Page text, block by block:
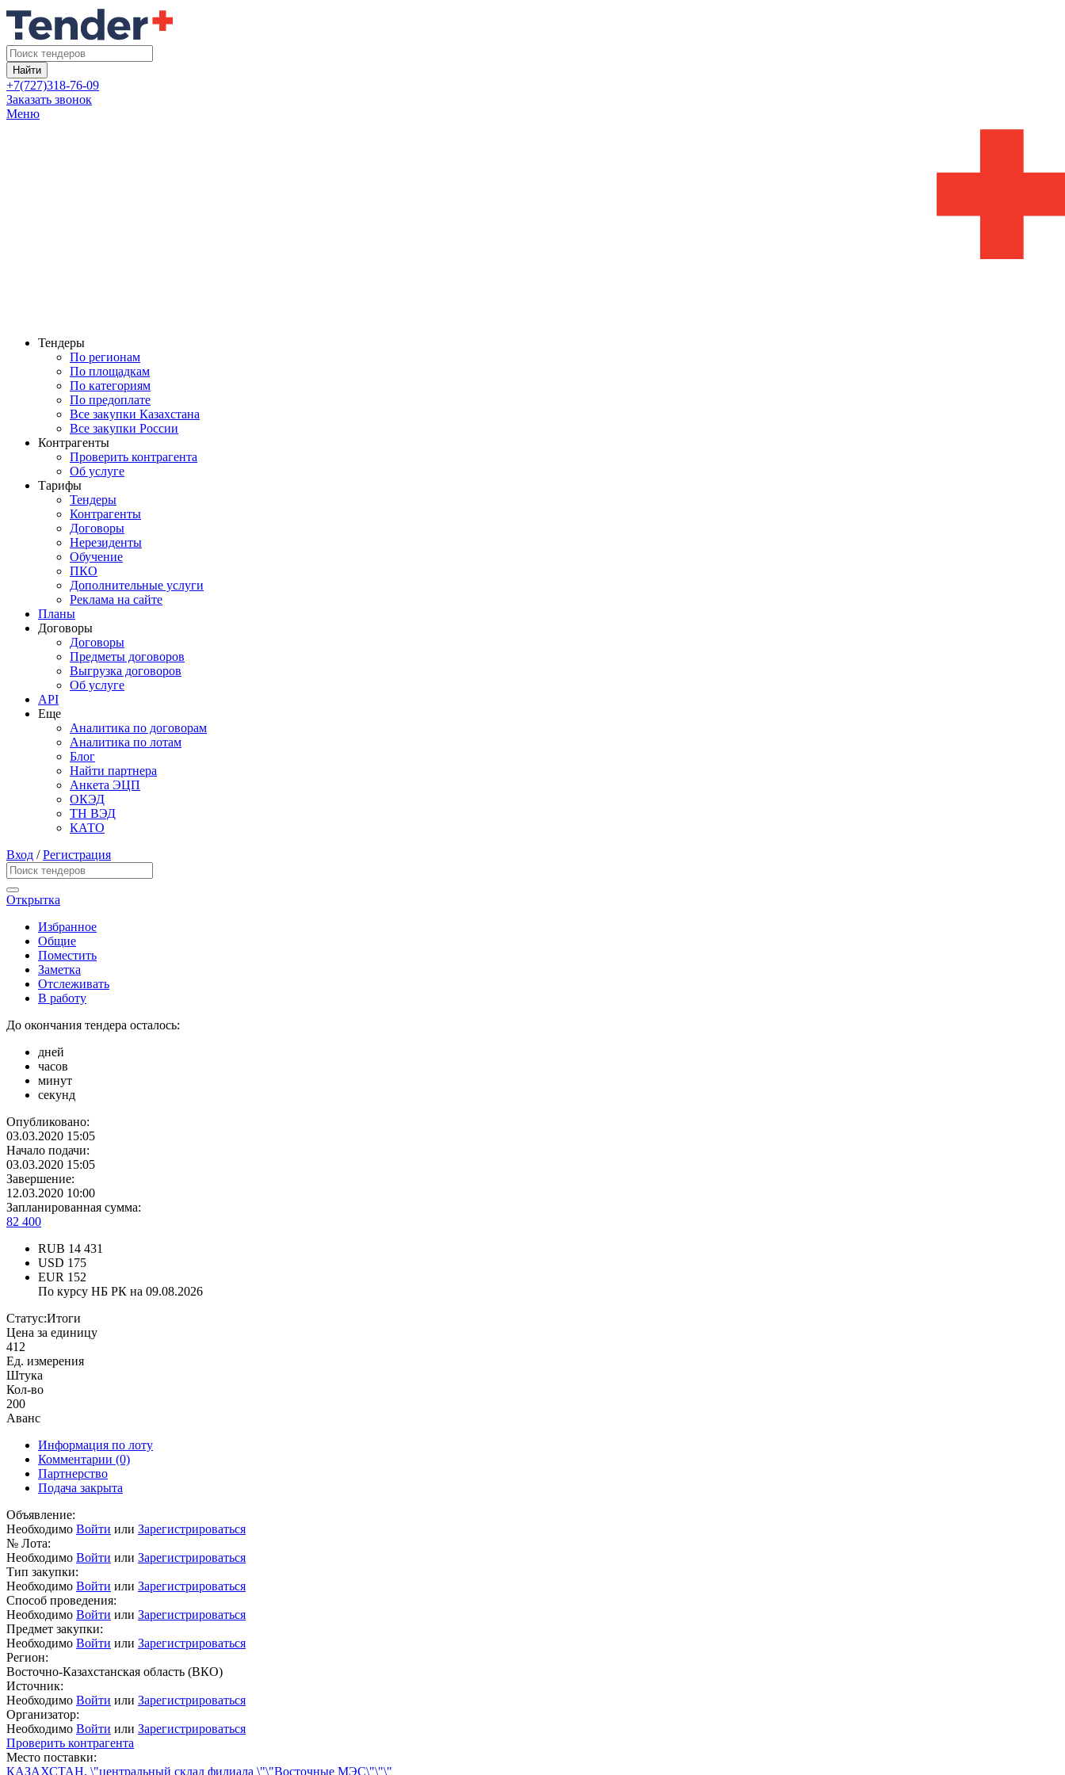
Найти
+7(727)318-76-09
Заказать звонок
Меню
Тендеры
По регионам
По площадкам
По категориям
По предоплате
Все закупки Казахстана
Все закупки России
Контрагенты
Проверить контрагента
Об услуге
Тарифы
Тендеры
Контрагенты
Договоры
Нерезиденты
Обучение
ПКО
Дополнительные услуги
Реклама на сайте
Планы
Договоры
Договоры
Предметы договоров
Выгрузка договоров
Об услуге
API
Еще
Аналитика по договорам
Аналитика по лотам
Блог
Найти партнера
Анкета ЭЦП
ОКЭД
ТН ВЭД
КАТО
Вход /Регистрация
Открытка
Избранное
Общие
Поместить
Заметка
Отслеживать
В работу
До окончания тендера осталось:
дней
часов
минут
секунд
Опубликовано:
03.03.2020 15:05
Начало подачи:
03.03.2020 15:05
Завершение:
12.03.2020 10:00
Запланированная сумма:
82 400
RUB 14 431
USD 175
EUR 152
По курсу НБ РК на 09.08.2026
Статус:Итоги
Цена за единицу
412
Ед. измерения
Штука
Кол-во
200
Аванс
Информация по лоту
Комментарии (0)
Партнерство
Подача закрыта
Объявление:
Необходимо Войти или Зарегистрироваться
№ Лота:
Необходимо Войти или Зарегистрироваться
Тип закупки:
Необходимо Войти или Зарегистрироваться
Способ проведения:
Необходимо Войти или Зарегистрироваться
Предмет закупки:
Необходимо Войти или Зарегистрироваться
Регион:
Восточно-Казахстанская область (ВКО)
Источник:
Необходимо Войти или Зарегистрироваться
Организатор:
Необходимо Войти или Зарегистрироваться
Проверить контрагента
Место поставки:
КАЗАХСТАН, \"центральный склад филиала \"\"Восточные МЭС\"\"\"